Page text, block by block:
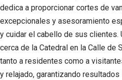
dedica a proporcionar cortes de
excepcionales y asesoramiento
y cuidar el cabello de sus clientes.
cerca de la Catedral en la Calle de
tanto a residentes como a
y relajado, garantizando